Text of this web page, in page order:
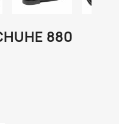
880